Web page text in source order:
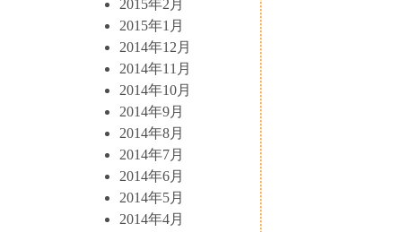
2015年2月
2015年1月
2014年12月
2014年11月
2014年10月
2014年9月
2014年8月
2014年7月
2014年6月
2014年5月
2014年4月